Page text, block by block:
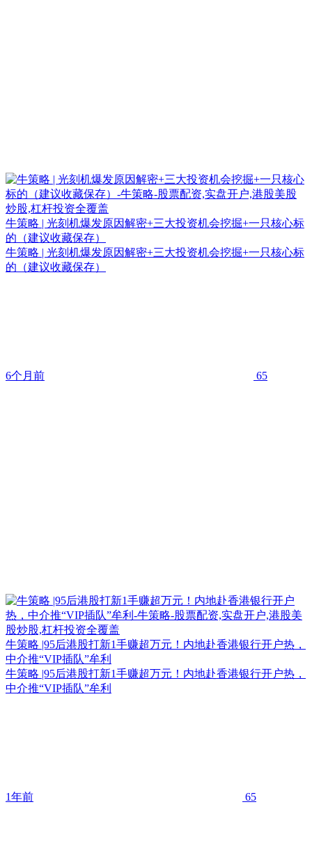
牛策略 | 光刻机爆发原因解密+三大投资机会挖掘+一只核心标
的（建议收藏保存）
牛策略 | 光刻机爆发原因解密+三大投资机会挖掘+一只核心标
的（建议收藏保存）
6个月前 65
牛策略 |95后港股打新1手赚超万元！内地赴香港银行开户热，
中介推“VIP插队”牟利
牛策略 |95后港股打新1手赚超万元！内地赴香港银行开户热，
中介推“VIP插队”牟利
1年前 65